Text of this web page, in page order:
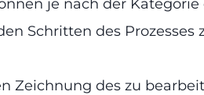
je nach der
Schritten des Prozesses
Zeichnung des zu